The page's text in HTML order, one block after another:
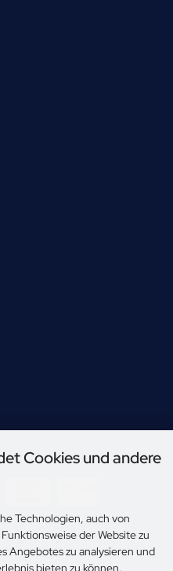
Cookies und andere
Technologien, auch von
der Website zu
Angebotes zu analysieren und
bieten zu können.